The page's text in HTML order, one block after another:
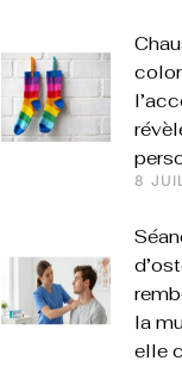
8
la
elle